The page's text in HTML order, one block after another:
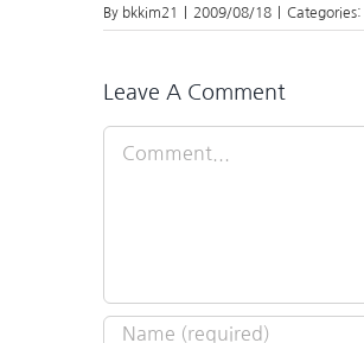
By bkkim21 2009/08/18 Categories:
Leave A Comment